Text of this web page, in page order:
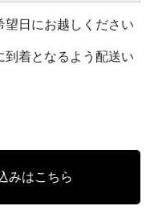
日にお越しください
着となるよう配送い
みはこちら